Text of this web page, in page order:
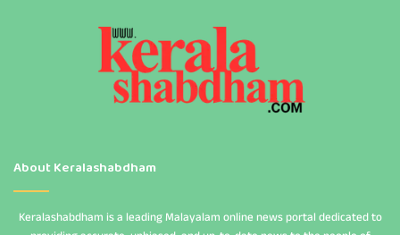
About Keralashabdham
Keralashabdham is a leading Malayalam online news portal dedicated to